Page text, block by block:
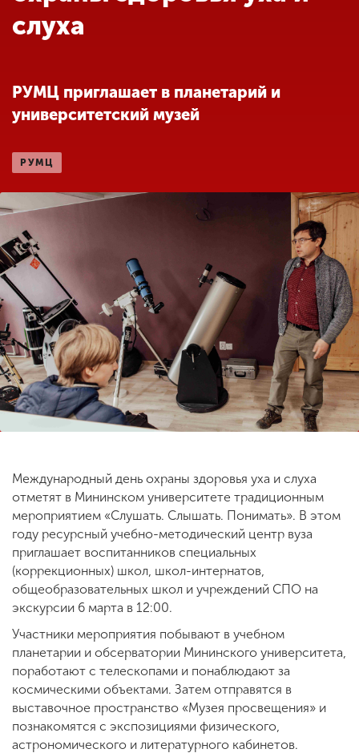
Наука
Международная
деятельность
Другие виды
деятельности
Студенческая жизнь
Сведения об
образовательной
организации
ENG SPN CHI
комиссия
+7 (831) 262-26-20
слуха
РУМЦ приглашает в планетарий и
университетский музей
РУМЦ
Международный день охраны здоровья уха и слуха
отметят в Мининском университете традиционным
мероприятием «Слушать. Слышать. Понимать». В этом
году ресурсный учебно-методический центр вуза
приглашает воспитанников специальных
(коррекционных) школ, школ-интернатов,
общеобразовательных школ и учреждений СПО на
экскурсии 6 марта в 12:00.
Участники мероприятия побывают в учебном
планетарии и обсерватории Мининского университета,
поработают с телескопами и понаблюдают за
космическими объектами. Затем отправятся в
выставочное пространство «Музея просвещения» и
познакомятся с экспозициями физического,
астрономического и литературного кабинетов.